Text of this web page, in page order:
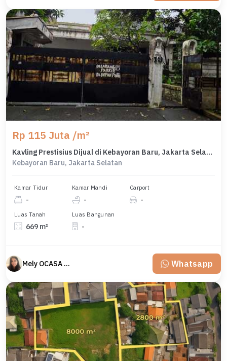
Rp 115 Juta /m²
Kavling Prestisius Dijual di Kebayoran Baru, Jakarta Selatan, Harga 76,9 Miliar
Kebayoran Baru, Jakarta Selatan
Kamar Tidur
-
Kamar Mandi
-
Carport
-
Luas Tanah
669 m²
Luas Bangunan
-
Mely OCASA PROPERTY Whatsapp